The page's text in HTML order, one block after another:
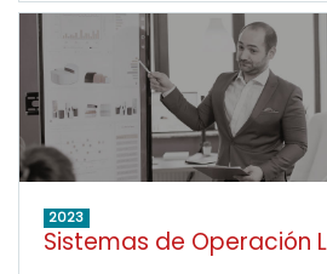
2023
Sistemas de Operación